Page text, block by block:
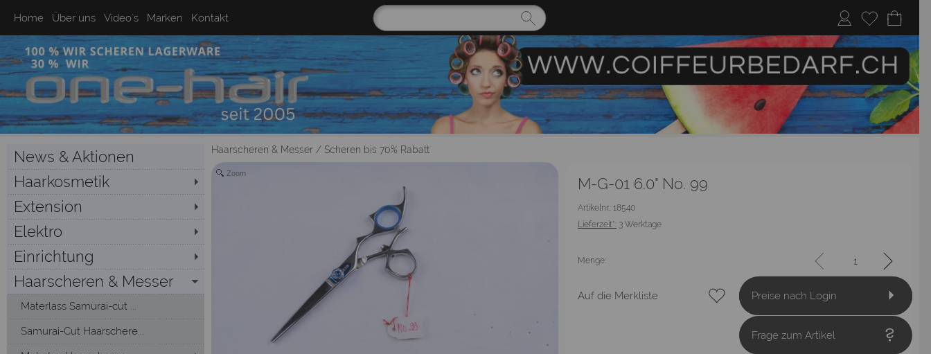
Home Über uns Video`s Marken Kontakt
News & Aktionen
Haarkosmetik
Extension
Elektro
Einrichtung
Haarscheren & Messer
Materlass Samurai-cut ...
Samurai-Cut Haarschere...
Haarscheren & Messer / Scheren bis 70% Rabatt
Zoom
M-G-01 6.0" No. 99
Artikelnr.: 18540
Lieferzeit*: 3 Werktage
Menge:
Auf die Merkliste Preise nach Login
Frage zum Artikel